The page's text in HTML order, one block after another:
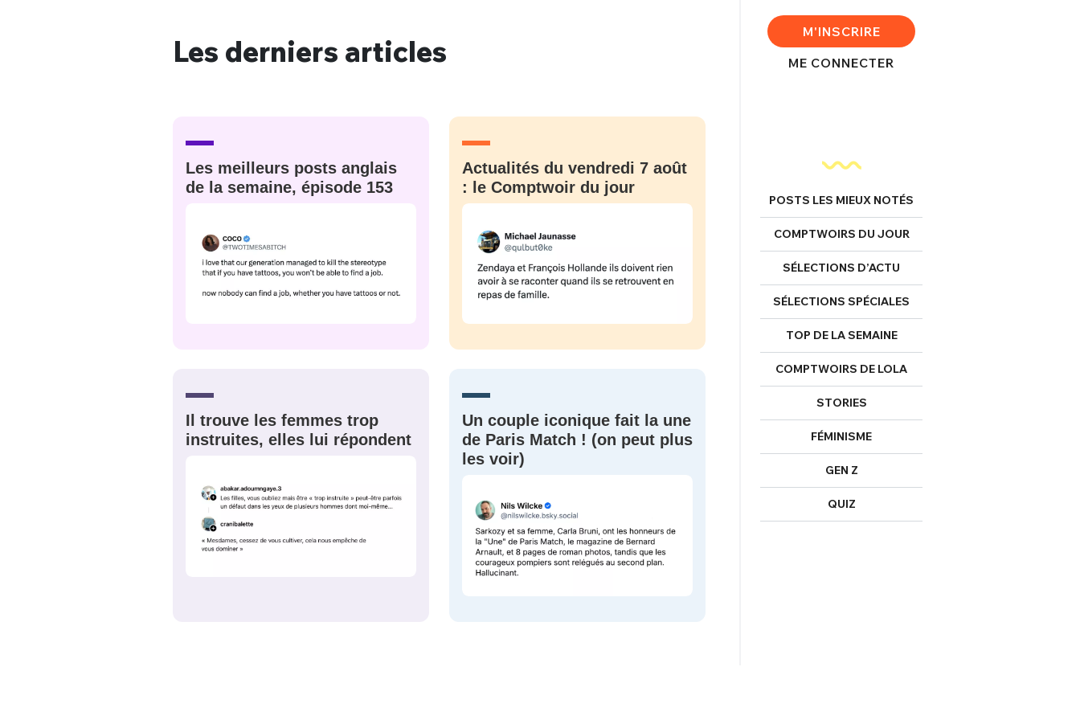
Les derniers articles
Les meilleurs posts anglais
de la semaine, épisode 153
Actualités du vendredi 7 août
: le Comptwoir du jour
Il trouve les femmes trop
instruites, elles lui répondent
Un couple iconique fait la une
de Paris Match ! (on peut plus
les voir)
M'INSCRIRE
ME CONNECTER
POSTS LES MIEUX NOTÉS
COMPTWOIRS DU JOUR
SÉLECTIONS D’ACTU
SÉLECTIONS SPÉCIALES
TOP DE LA SEMAINE
COMPTWOIRS DE LOLA
STORIES
FÉMINISME
GEN Z
QUIZ
PSEUDO*
EMAIL
PASSWORD*
PSEUDO
Mot de passe perdu ?
CONNEXION
FERMER
VOTRE PARTICIPATION
Que souhaitez-vous proposer ?
Quelques
tweets
Ma propre
sélection
Un Thread
C'EST PARTI